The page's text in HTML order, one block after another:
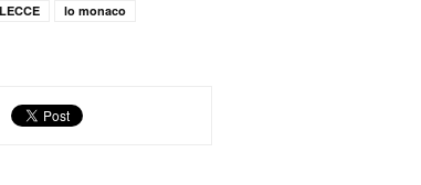
LECCE
lo monaco